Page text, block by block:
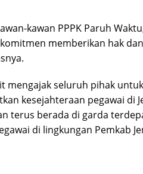
kawan PPPK Paruh
memberikan hak
mengajak seluruh pihak
kesejahteraan pegawai di
terus berada di garda
di lingkungan Pemkab